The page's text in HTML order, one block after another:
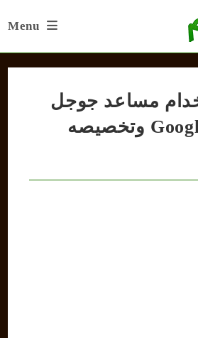
Menu
مساعد جوجل
Google Assistant وتخصيصه